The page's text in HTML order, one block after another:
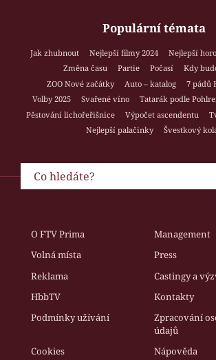
Populární témata
Jak zhubnout Nejlepší filmy 2024 Nejlepší
Změna času
Partie Počasí
Kdy
ZOO Nové začátky
Auto – katalog
7 pádů
Volby 2025
Svařené víno Tatarák podle
Pěstování lichořeřišnice
Výpočet ascendentu
Nejlepší palačinky
Švestkový
O FTV Prima
Management
Volná místa
Press
Reklama
Castingy a
HbbTV
Kontakty
Podmínky užívání
Zpracování
údajů
Cookies
Nápověda